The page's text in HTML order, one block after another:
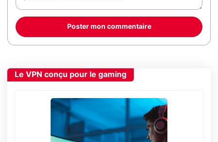
Poster mon commentaire
Le VPN conçu pour le gaming